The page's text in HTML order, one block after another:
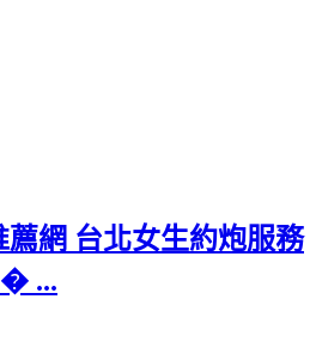
薦網 台北女生約炮服務
� ...